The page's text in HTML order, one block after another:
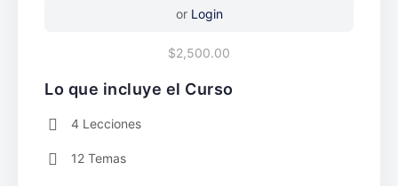
or Login
$2,500.00
Lo que incluye el Curso
4 Lecciones
12 Temas